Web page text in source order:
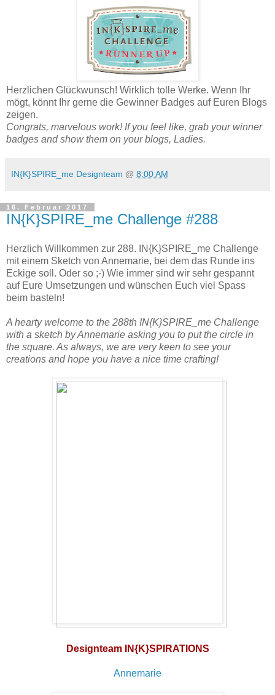
Herzlichen Glückwunsch! Wirklich tolle Werke. Wenn Ihr
mögt, könnt Ihr gerne die Gewinner Badges auf Euren Blogs
zeigen.
Congrats, marvelous work! If you feel like, grab your winner
badges and show them on your blogs, Ladies.
IN{K}SPIRE_me Designteam @ 8:00 AM
16. Februar 2017
IN{K}SPIRE_me Challenge #288
Herzlich Willkommen zur 288. IN{K}SPIRE_me Challenge
mit einem Sketch von Annemarie, bei dem das Runde ins
Eckige soll. Oder so ;-) Wie immer sind wir sehr gespannt
auf Eure Umsetzungen und wünschen Euch viel Spass
beim basteln!
A hearty welcome to the 288th IN{K}SPIRE_me Challenge
with a sketch by Annemarie asking you to put the circle in
the square. As always, we are very keen to see your
creations and hope you have a nice time crafting!
Designteam IN{K}SPIRATIONS
Annemarie